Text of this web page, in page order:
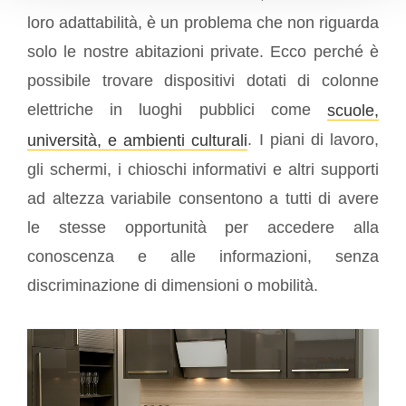
loro adattabilità, è un problema che non riguarda
solo le nostre abitazioni private. Ecco perché è
possibile trovare dispositivi dotati di colonne
elettriche in luoghi pubblici come scuole,
università, e ambienti culturali. I piani di lavoro,
gli schermi, i chioschi informativi e altri supporti
ad altezza variabile consentono a tutti di avere
le stesse opportunità per accedere alla
conoscenza e alle informazioni, senza
discriminazione di dimensioni o mobilità.